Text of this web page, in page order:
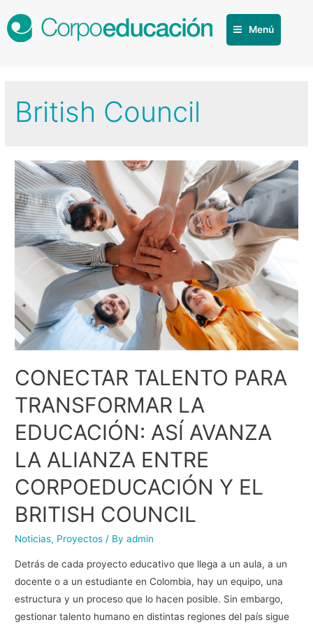
Menú
British Council
CONECTAR TALENTO PARA
TRANSFORMAR LA
EDUCACIÓN: ASÍ AVANZA
LA ALIANZA ENTRE
CORPOEDUCACIÓN Y EL
BRITISH COUNCIL
Noticias, Proyectos / Byadmin
Detrás de cada proyecto educativo que llega a un aula, a un
docente o a un estudiante en Colombia, hay un equipo, una
estructura y un proceso que lo hacen posible. Sin embargo,
gestionar talento humano en distintas regiones del país sigue